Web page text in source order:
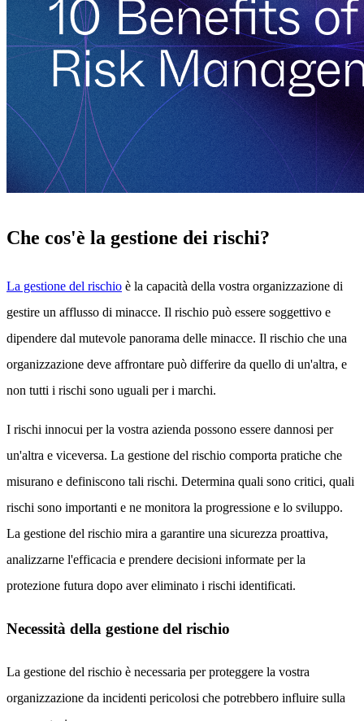
Che cos'è la gestione dei rischi?
La gestione del rischio è la capacità della vostra organizzazione di
gestire un afflusso di minacce. Il rischio può essere soggettivo e
dipendere dal mutevole panorama delle minacce. Il rischio che una
organizzazione deve affrontare può differire da quello di un'altra, e
non tutti i rischi sono uguali per i marchi.
I rischi innocui per la vostra azienda possono essere dannosi per
un'altra e viceversa. La gestione del rischio comporta pratiche che
misurano e definiscono tali rischi. Determina quali sono critici, quali
rischi sono importanti e ne monitora la progressione e lo sviluppo.
La gestione del rischio mira a garantire una sicurezza proattiva,
analizzarne l'efficacia e prendere decisioni informate per la
protezione futura dopo aver eliminato i rischi identificati.
Necessità della gestione del rischio
La gestione del rischio è necessaria per proteggere la vostra
organizzazione da incidenti pericolosi che potrebbero influire sulla